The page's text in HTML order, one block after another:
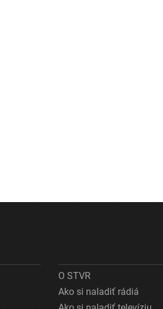
O STVR
Ako si naladiť rádiá